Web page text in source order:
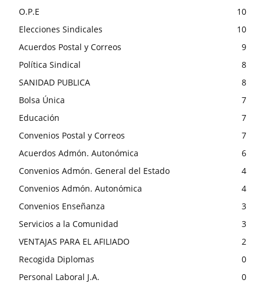
O.P.E
10
Elecciones Sindicales
10
Acuerdos Postal y Correos
9
Política Sindical
8
SANIDAD PUBLICA
8
Bolsa Única
7
Educación
7
Convenios Postal y Correos
7
Acuerdos Admón. Autonómica
6
Convenios Admón. General del Estado
4
Convenios Admón. Autonómica
4
Convenios Enseñanza
3
Servicios a la Comunidad
3
VENTAJAS PARA EL AFILIADO
2
Recogida Diplomas
0
Personal Laboral J.A.
0